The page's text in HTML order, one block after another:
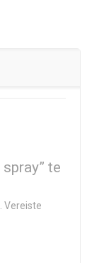
te
Vereiste